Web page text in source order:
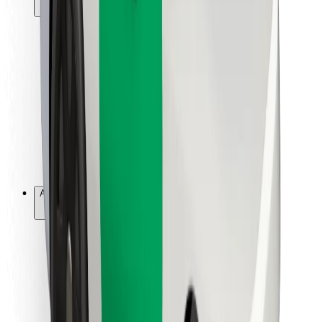
Pour les passagers
Pour les chauffeurs
Pour les livreurs
Bolt Food
Pour les propriétaires de flotte
Bolt for Business
Autres
Fournisseurs
Conditions générales
Cookies
Sécurité